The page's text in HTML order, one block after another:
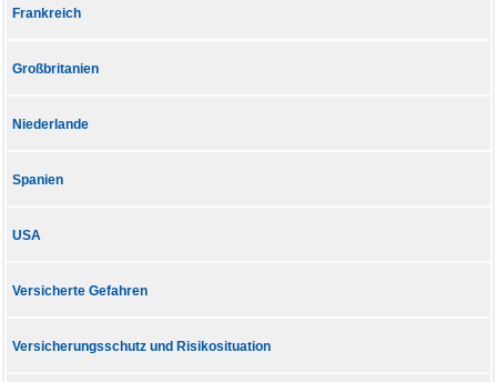
Frankreich
Großbritanien
Niederlande
Spanien
USA
Versicherte Gefahren
Versicherungsschutz und Risikosituation